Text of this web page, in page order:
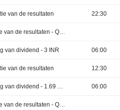
van de resultaten 22:30
Publicatie van de resultaten - Q2 2026
van dividend - 3 INR 06:00
van de resultaten 12:30
Afsplitsing van dividend - 1.69 USD 06:00
Publicatie van de resultaten - Q1 2027